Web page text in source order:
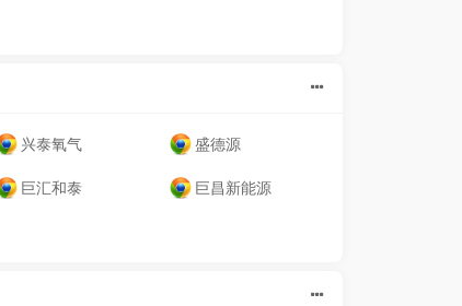
兴泰氧气 盛德源
巨汇和泰 巨昌新能源